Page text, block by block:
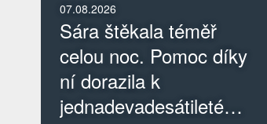
07.08.2026
Sára štěkala téměř
celou noc. Pomoc díky
ní dorazila k
jednadevadesátileté